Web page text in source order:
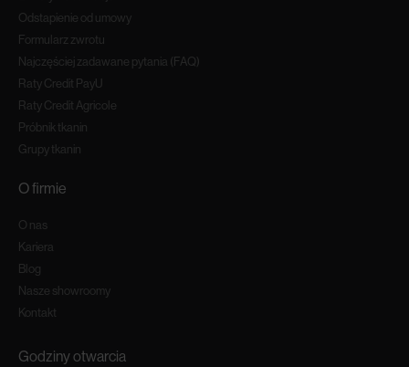
Odstapienie od umowy
Formularz zwrotu
Najczęściej zadawane pytania (FAQ)
Raty Credit PayU
Raty Credit Agricole
Próbnik tkanin
Grupy tkanin
O firmie
O nas
Kariera
Blog
Nasze showroomy
Kontakt
Godziny otwarcia